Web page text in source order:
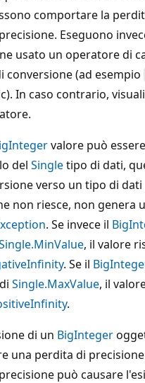
comportare la
Eseguono
usato un operatore di
conversione (ad esempio
In caso contrario,
valore può
del Singletipo di dati,
verso un tipo di dati
non riesce, non genera
. Se invece il
, il valore
. Se il
Single.MaxValue, il
.
di un BigInteger
una perdita di
può causare